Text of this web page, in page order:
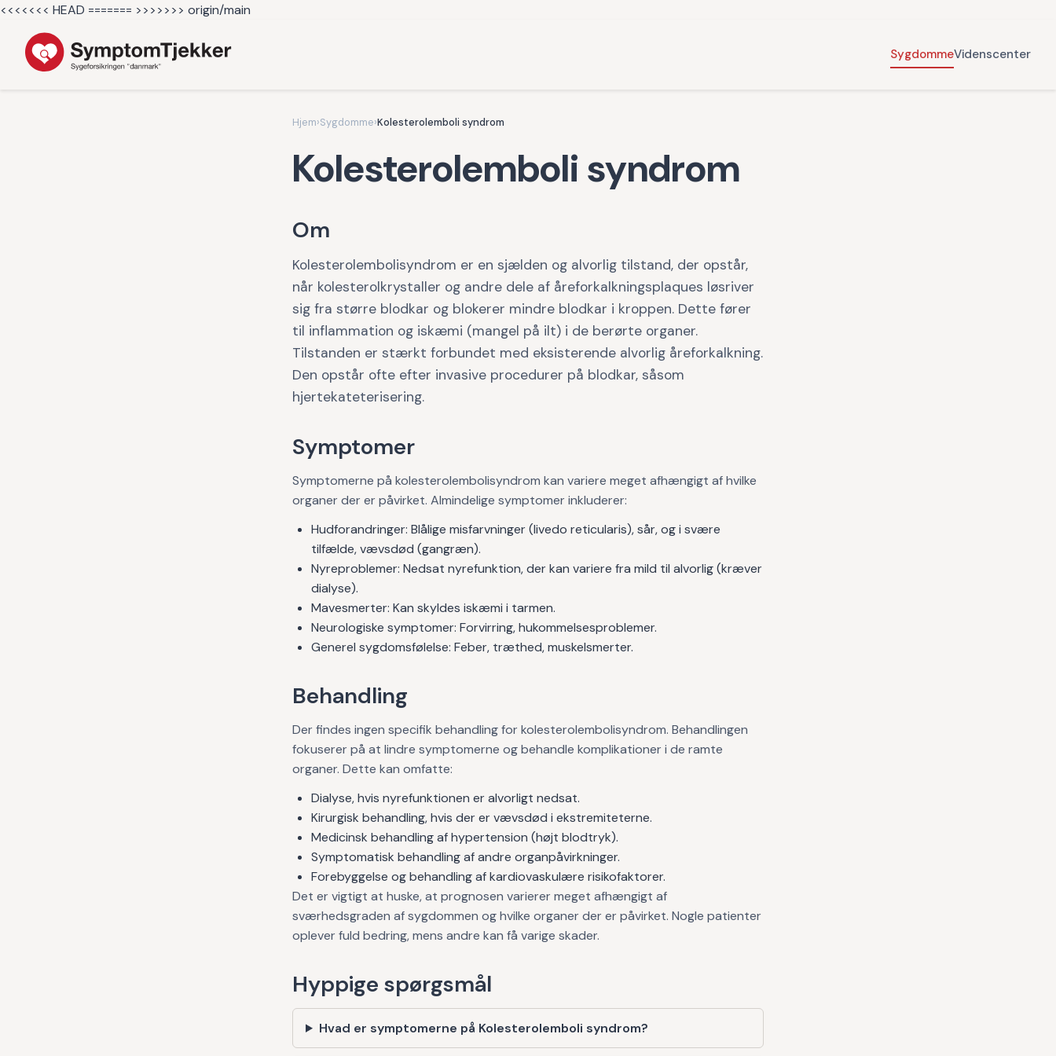
<<<<<<< HEAD ======= >>>>>>> origin/main
SygdommeVidenscenter
Hjem›Sygdomme›Kolesterolemboli syndrom
Kolesterolemboli syndrom
Om
Kolesterolembolisyndrom er en sjælden og alvorlig tilstand, der opstår,
når kolesterolkrystaller og andre dele af åreforkalkningsplaques løsriver
sig fra større blodkar og blokerer mindre blodkar i kroppen. Dette fører
til inflammation og iskæmi (mangel på ilt) i de berørte organer.
Tilstanden er stærkt forbundet med eksisterende alvorlig åreforkalkning.
Den opstår ofte efter invasive procedurer på blodkar, såsom
hjertekateterisering.
Symptomer
Symptomerne på kolesterolembolisyndrom kan variere meget afhængigt af hvilke
organer der er påvirket. Almindelige symptomer inkluderer:
Hudforandringer: Blålige misfarvninger (livedo reticularis), sår, og i svære
tilfælde, vævsdød (gangræn).
Nyreproblemer: Nedsat nyrefunktion, der kan variere fra mild til alvorlig (kræver
dialyse).
Mavesmerter: Kan skyldes iskæmi i tarmen.
Neurologiske symptomer: Forvirring, hukommelsesproblemer.
Generel sygdomsfølelse: Feber, træthed, muskelsmerter.
Behandling
Der findes ingen specifik behandling for kolesterolembolisyndrom. Behandlingen
fokuserer på at lindre symptomerne og behandle komplikationer i de ramte
organer. Dette kan omfatte:
Dialyse, hvis nyrefunktionen er alvorligt nedsat.
Kirurgisk behandling, hvis der er vævsdød i ekstremiteterne.
Medicinsk behandling af hypertension (højt blodtryk).
Symptomatisk behandling af andre organpåvirkninger.
Forebyggelse og behandling af kardiovaskulære risikofaktorer.
Det er vigtigt at huske, at prognosen varierer meget afhængigt af
sværhedsgraden af sygdommen og hvilke organer der er påvirket. Nogle patienter
oplever fuld bedring, mens andre kan få varige skader.
Hyppige spørgsmål
Hvad er symptomerne på Kolesterolemboli syndrom?